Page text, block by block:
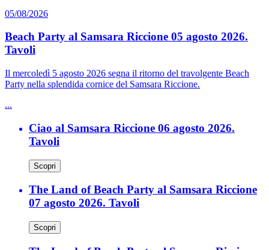
05/08/2026
Beach Party al Samsara Riccione 05 agosto 2026.
Tavoli
Il mercoledì 5 agosto 2026 segna il ritorno del travolgente Beach
Party nella splendida cornice del Samsara Riccione.
...
Ciao al Samsara Riccione 06 agosto 2026.
Tavoli
Scopri
The Land of Beach Party al Samsara Riccione
07 agosto 2026. Tavoli
Scopri